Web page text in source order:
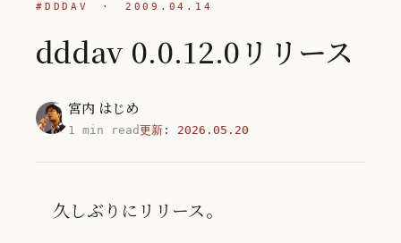
#DDDAV · 2009.04.14
dddav 0.0.12.0リリース
宮内 はじめ
1 min read更新: 2026.05.20
久しぶりにリリース。